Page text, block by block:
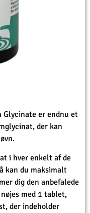
er endnu et
der kan
i hver enkelt af de
kan du maksimalt
dig den anbefalede
med 1 tablet,
der indeholder